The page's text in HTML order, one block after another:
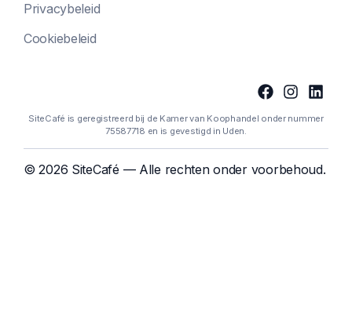
Privacybeleid
Cookiebeleid
SiteCafé is geregistreerd bij de Kamer van Koophandel onder nummer
75587718 en is gevestigd in Uden.
© 2026 SiteCafé — Alle rechten onder voorbehoud.